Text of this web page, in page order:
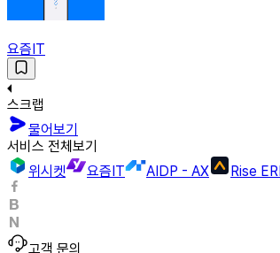
요즘IT
스크랩
물어보기
서비스 전체보기
위시켓
요즘IT AIDP - AX Rise
고객 문의